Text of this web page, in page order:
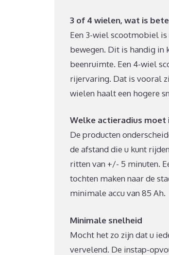
3 of 4 wielen, wat is
Een 3-wiel scootmobiel
bewegen. Dit is handig
beenruimte. Een 4-wiel
rijervaring. Dat is vooral
wielen haalt een hogere
Welke actieradius moet
De producten
de afstand die u kunt
ritten van +/- 5 minuten.
tochten maken naar de
minimale accu van 85 Ah.
Minimale snelheid
Mocht het zo zijn dat u
vervelend. De instap-